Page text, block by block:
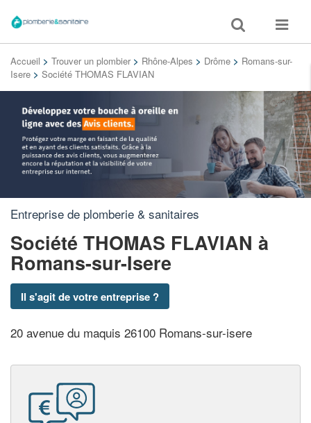
Toggle
search
Toggle
Accueil > Trouver un plombier > Rhône-Alpes > Drôme > Romans-sur-
Isere > Société THOMAS FLAVIAN
Entreprise de plomberie & sanitaires
Société THOMAS FLAVIAN à
Romans-sur-Isere
Il s'agit de votre entreprise ?
20 avenue du maquis 26100 Romans-sur-isere